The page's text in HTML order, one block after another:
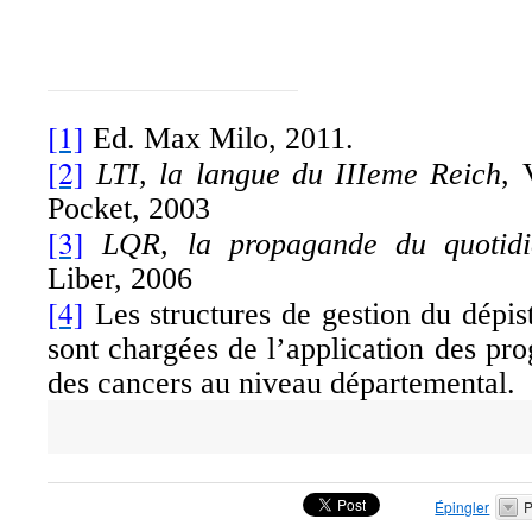
[1] Ed. Max Milo, 2011.
[2] LTI, la langue du IIIeme Reich,
Pocket, 2003
[3] LQR, la propagande du
Liber, 2006
[4] Les structures de gestion du
sont chargées de l’application des
des cancers au niveau départemental.
Épingler